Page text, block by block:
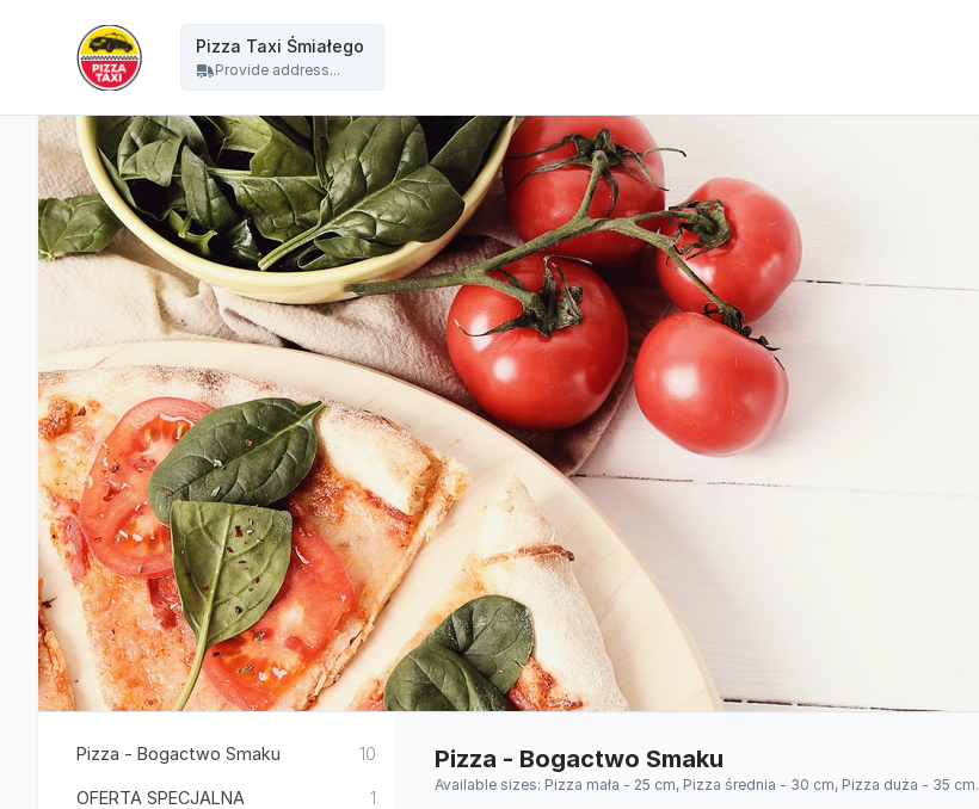
Pizza Taxi Śmiałego
Provide address...
Pizza - Bogactwo Smaku 10
OFERTA SPECJALNA 1
Pizza - Bogactwo Smaku
Available sizes: Pizza mała - 25 cm, Pizza średnia - 30 cm, Pizza duża - 35 cm.